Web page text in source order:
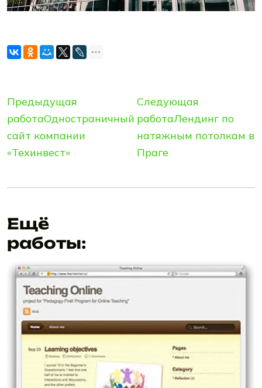
Предыдущая
работаОдностраничный
сайт компании
«Texинвeст»
Следующая
работаЛендинг по
натяжным потолкам в
Праге
Ещё
работы: